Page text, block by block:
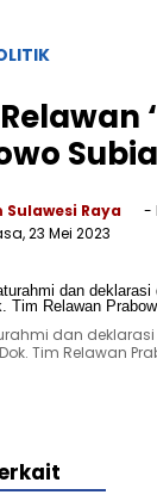
Sulawesi Raya
-
23 Mei 2023
dan deklarasi
Tim Relawan